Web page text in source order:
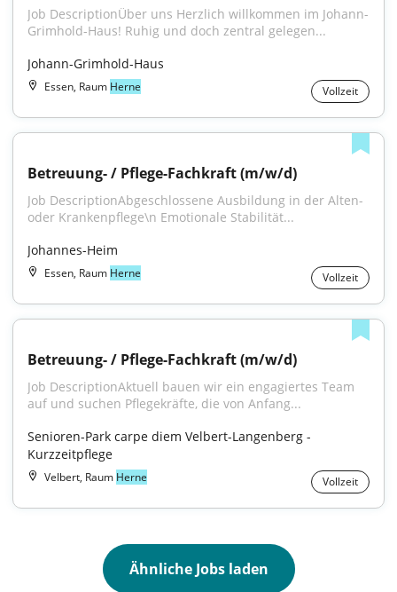
Job DescriptionÜber uns Herzlich willkommen im Johann-
Grimhold-Haus! Ruhig und doch zentral gelegen...
Johann-Grimhold-Haus
Essen, Raum Herne Vollzeit
Betreuung- / Pflege-Fachkraft (m/w/d)
Job DescriptionAbgeschlossene Ausbildung in der Alten-
oder Krankenpflege\n Emotionale Stabilität...
Johannes-Heim
Essen, Raum Herne Vollzeit
Betreuung- / Pflege-Fachkraft (m/w/d)
Job DescriptionAktuell bauen wir ein engagiertes Team
auf und suchen Pflegekräfte, die von Anfang...
Senioren-Park carpe diem Velbert-Langenberg -
Kurzzeitpflege
Velbert, Raum Herne Vollzeit
Ähnliche Jobs laden